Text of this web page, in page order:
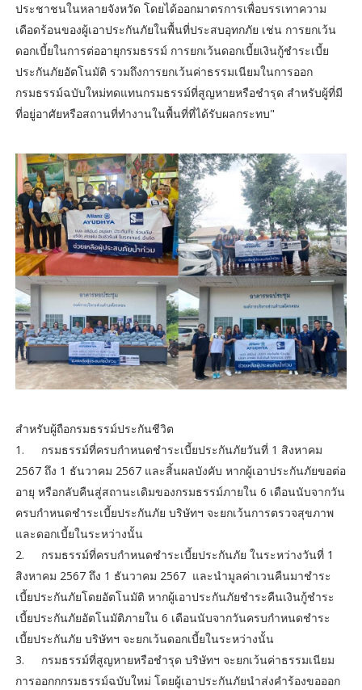
ประชาชนในหลายจังหวัด โดยได้ออกมาตรการเพื่อบรรเทาความ
เดือดร้อนของผู้เอาประกันภัยในพื้นที่ประสบอุทกภัย เช่น การยกเว้น
ดอกเบี้ยในการต่ออายุกรมธรรม์ การยกเว้นดอกเบี้ยเงินกู้ชำระเบี้ย
ประกันภัยอัตโนมัติ รวมถึงการยกเว้นค่าธรรมเนียมในการออก
กรมธรรม์ฉบับใหม่ทดแทนกรมธรรม์ที่สูญหายหรือชำรุด สำหรับผู้ที่มี
ที่อยู่อาศัยหรือสถานที่ทำงานในพื้นที่ที่ได้รับผลกระทบ"
สำหรับผู้ถือกรมธรรม์ประกันชีวิต
1.
กรมธรรม์ที่ครบกำหนดชำระเบี้ยประกันภัยวันที่ 1 สิงหาคม
2567 ถึง 1 ธันวาคม 2567 และสิ้นผลบังคับ หากผู้เอาประกันภัยขอต่อ
อายุ หรือกลับคืนสู่สถานะเดิมของกรมธรรม์ภายใน 6 เดือนนับจากวัน
ครบกำหนดชำระเบี้ยประกันภัย บริษัทฯ จะยกเว้นการตรวจสุขภาพ
และดอกเบี้ยในระหว่างนั้น
2.
กรมธรรม์ที่ครบกำหนดชำระเบี้ยประกันภัย ในระหว่างวันที่ 1
สิงหาคม 2567 ถึง 1 ธันวาคม 2567 และนำมูลค่าเวนคืนมาชำระ
เบี้ยประกันภัยโดยอัตโนมัติ หากผู้เอาประกันภัยชำระคืนเงินกู้ชำระ
เบี้ยประกันภัยอัตโนมัติภายใน 6 เดือนนับจากวันครบกำหนดชำระ
เบี้ยประกันภัย บริษัทฯ จะยกเว้นดอกเบี้ยในระหว่างนั้น
3.
กรมธรรม์ที่สูญหายหรือชำรุด บริษัทฯ จะยกเว้นค่าธรรมเนียม
การออกกกรมธรรม์ฉบับใหม่ โดยผู้เอาประกันภัยนำส่งคำร้องขอออก